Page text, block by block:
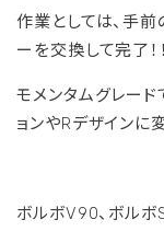
作業としては、手
ーを交換して完了！！
モメンタムグレード
ョンやRデザインに
ボルボV90、ボル